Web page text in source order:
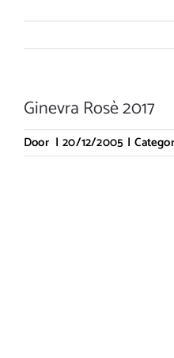
Ginevra Rosè 2017
Door | 20/12/2005 |